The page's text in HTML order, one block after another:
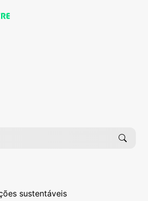
sustentáveis